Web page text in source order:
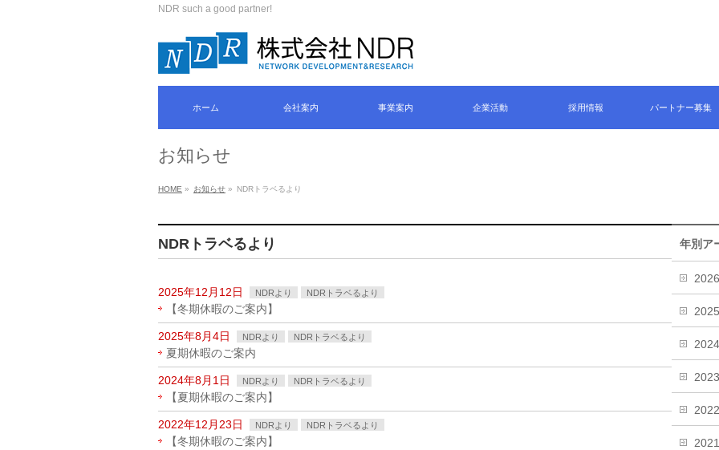
NDR such a good partner!
ホーム 会社案内 事業案内 企業活動 採用情報 パートナー募集
お知らせ
HOME » お知らせ » NDRトラベるより
NDRトラベるより
2025年12月12日 NDRより NDRトラベるより
【冬期休暇のご案内】
2025年8月4日 NDRより NDRトラベるより
夏期休暇のご案内
2024年8月1日 NDRより NDRトラベるより
【夏期休暇のご案内】
2022年12月23日 NDRより NDRトラベるより
【冬期休暇のご案内】
年別ア